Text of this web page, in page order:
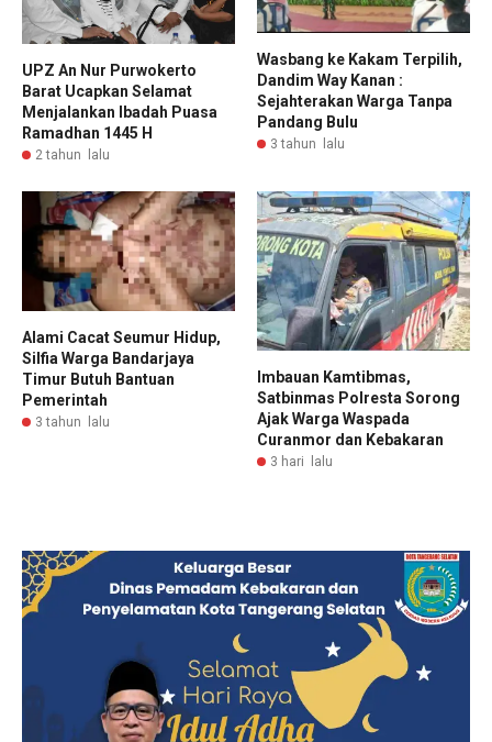
UPZ An Nur Purwokerto
Barat Ucapkan Selamat
Menjalankan Ibadah Puasa
Ramadhan 1445 H
2 tahun lalu
Wasbang ke Kakam Terpilih,
Dandim Way Kanan :
Sejahterakan Warga Tanpa
Pandang Bulu
3 tahun lalu
Alami Cacat Seumur Hidup,
Silfia Warga Bandarjaya
Timur Butuh Bantuan
Pemerintah
3 tahun lalu
Imbauan Kamtibmas,
Satbinmas Polresta Sorong
Ajak Warga Waspada
Curanmor dan Kebakaran
3 hari lalu